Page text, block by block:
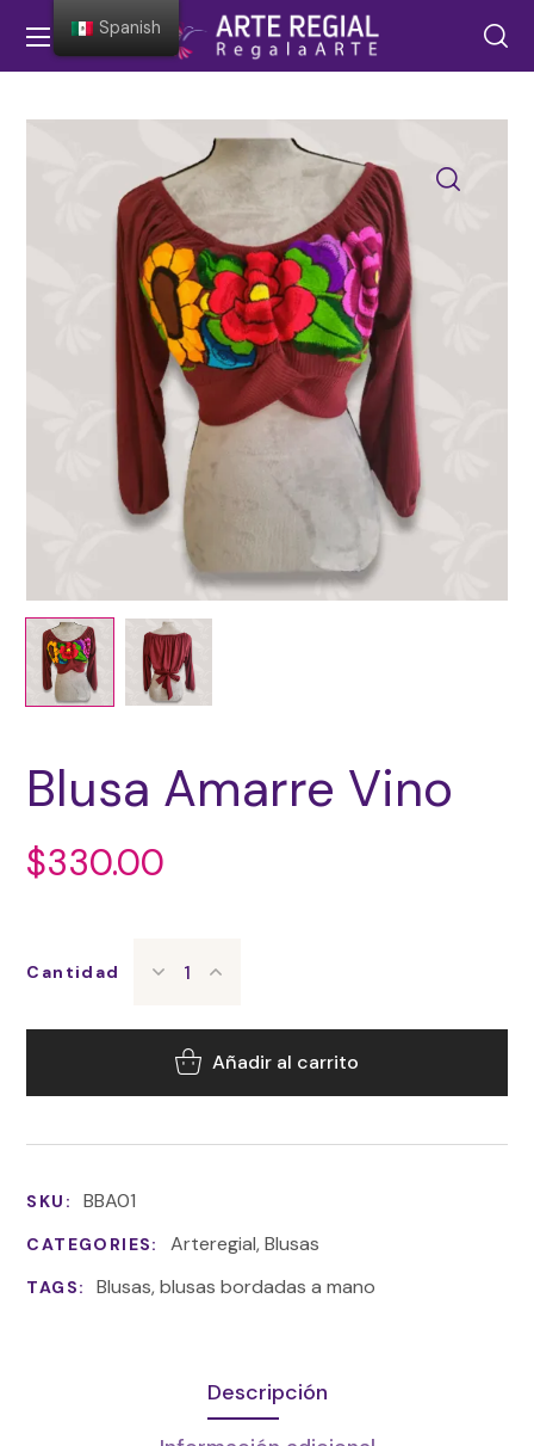
Blusa Amarre Vino
$330.00
Cantidad
Añadir al carrito
SKU: BBA01
CATEGORIES: Arteregial,Blusas
TAGS: Blusas,blusas bordadas a mano
Descripción
Spanish